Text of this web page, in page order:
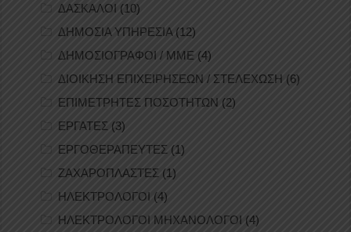
ΔΑΣΚΑΛΟΙ (10)
ΔΗΜΟΣΙΑ ΥΠΗΡΕΣΙΑ (12)
ΔΗΜΟΣΙΟΓΡΑΦΟΙ / ΜΜΕ (4)
ΔΙΟΙΚΗΣΗ ΕΠΙΧΕΙΡΗΣΕΩΝ / ΣΤΕΛΕΧΩΣΗ (6)
ΕΠΙΜΕΤΡΗΤΕΣ ΠΟΣΟΤΗΤΩΝ (2)
ΕΡΓΑΤΕΣ (3)
ΕΡΓΟΘΕΡΑΠΕΥΤΕΣ (1)
ΖΑΧΑΡΟΠΛΑΣΤΕΣ (1)
ΗΛΕΚΤΡΟΛΟΓΟΙ (4)
ΗΛΕΚΤΡΟΛΟΓΟΙ ΜΗΧΑΝΟΛΟΓΟΙ (4)